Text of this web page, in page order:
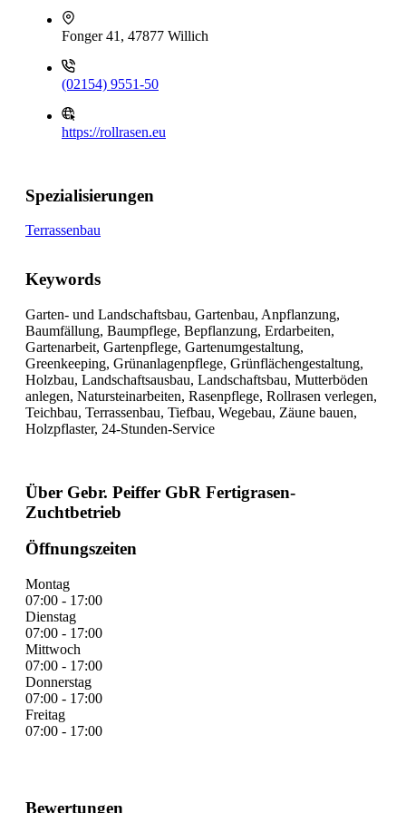
Fonger 41, 47877 Willich
(02154) 9551-50
https://rollrasen.eu
Spezialisierungen
Terrassenbau
Keywords
Garten- und Landschaftsbau, Gartenbau, Anpflanzung,
Baumfällung, Baumpflege, Bepflanzung, Erdarbeiten,
Gartenarbeit, Gartenpflege, Gartenumgestaltung,
Greenkeeping, Grünanlagenpflege, Grünflächengestaltung,
Holzbau, Landschaftsausbau, Landschaftsbau, Mutterböden
anlegen, Natursteinarbeiten, Rasenpflege, Rollrasen verlegen,
Teichbau, Terrassenbau, Tiefbau, Wegebau, Zäune bauen,
Holzpflaster, 24-Stunden-Service
Über Gebr. Peiffer GbR Fertigrasen-
Zuchtbetrieb
Öffnungszeiten
Montag
07:00 - 17:00
Dienstag
07:00 - 17:00
Mittwoch
07:00 - 17:00
Donnerstag
07:00 - 17:00
Freitag
07:00 - 17:00
Bewertungen